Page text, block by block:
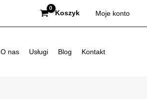
Koszyk Moje konto
O nas Usługi Blog Kontakt